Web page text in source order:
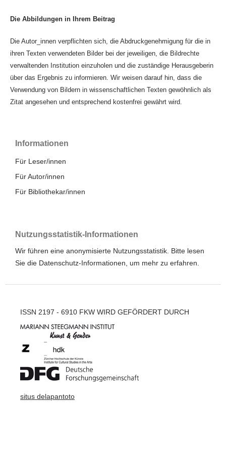
Die Abbildungen in Ihrem Beitrag
Die Autor_innen verpflichten sich, die Abdruckgenehmigung für die in
ihren Texten verwendeten Bilder bei der jeweiligen, die Bildrechte
verwaltenden Institution einzuholen und die zuständige Herausgeberin
über das Ergebnis zu informieren. Wir weisen darauf hin, dass die
Verwendung von Bildern in wissenschaftlichen Texten gewöhnlich als
Zitat angesehen und entsprechend kostenfrei gewährt wird.
Informationen
Für Leser/innen
Für Autor/innen
Für Bibliothekar/innen
Nutzungsstatistik-Informationen
Wir führen eine anonymisierte Nutzungsstatistik. Bitte lesen
Sie die Datenschutz-Informationen , um mehr zu erfahren.
ISSN 2197 - 6910 FKW WIRD GEFÖRDERT DURCH
situs delapantoto